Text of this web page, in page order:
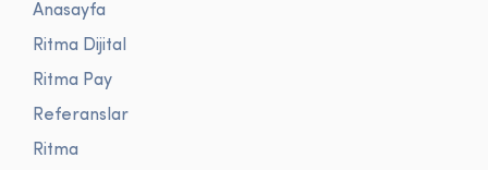
Anasayfa
Ritma Dijital
Ritma Pay
Referanslar
Ritma